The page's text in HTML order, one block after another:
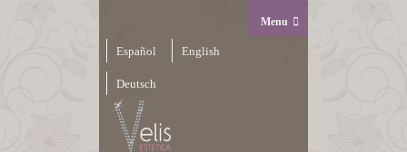
Español English
Deutsch
Menu